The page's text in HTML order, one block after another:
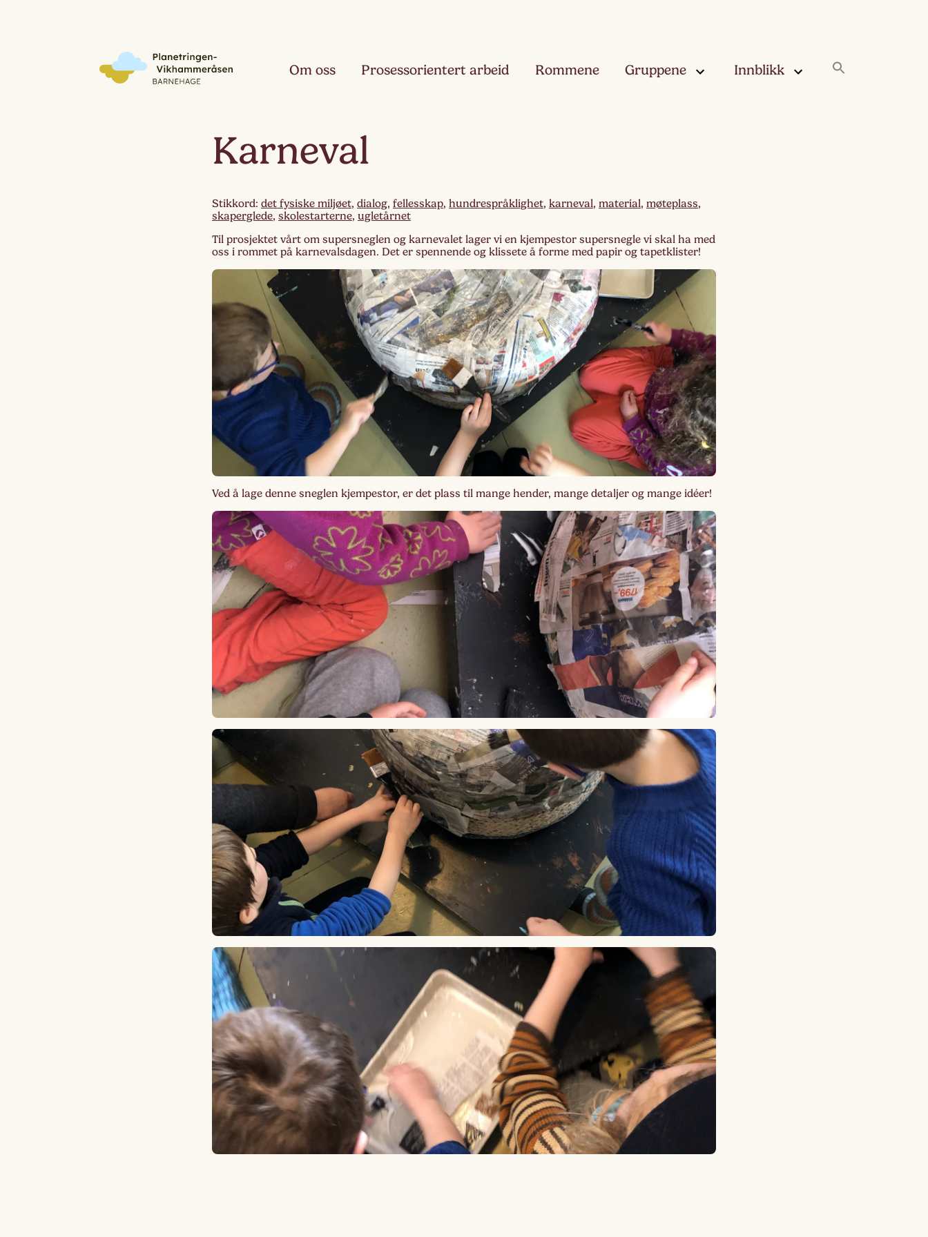
Om oss Prosessorientert arbeid Rommene Gruppene
Rukleskya –
Treåringen
Slørskya –
Fireåringen
Lagskya –
Femåringen
Innblikk
Haugskyan
Rukleskyan
Slørskyan
Karneval
Stikkord: det fysiske miljøet, dialog, fellesskap, hundrespråklighet, karneval, material, møteplass,
skaperglede, skolestarterne, ugletårnet
Til prosjektet vårt om supersneglen og karnevalet lager vi en kjempestor supersnegle vi skal ha med
oss i rommet på karnevalsdagen. Det er spennende og klissete å forme med papir og tapetklister!
Ved å lage denne sneglen kjempestor, er det plass til mange hender, mange detaljer og mange idéer!